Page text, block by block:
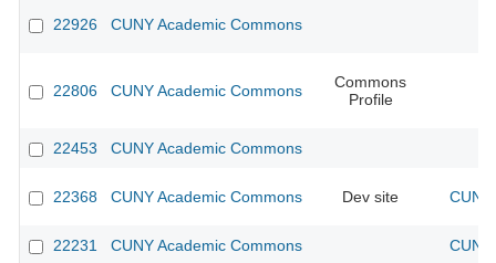
22926 CUNY Academic Commons
22806 CUNY Academic Commons
Commons
Profile
22453 CUNY Academic Commons
22368 CUNY Academic Commons Dev site
22231 CUNY Academic Commons